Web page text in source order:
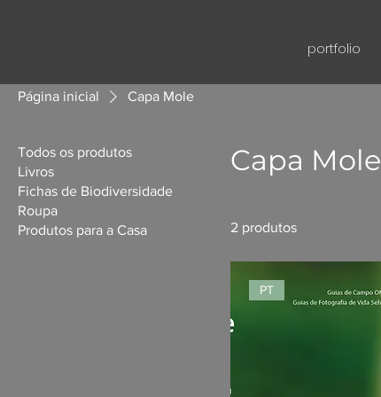
portfolio
Página inicial Capa Mole
Todos os produtos
Livros
Fichas de Biodiversidade
Roupa
Produtos para a Casa
Capa Mole
2 produtos
PT